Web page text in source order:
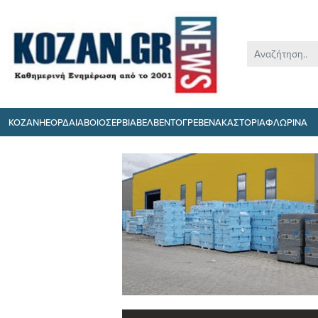
ΚΟΖΑΝΗΕΟΡΔΑΙΑΒΟΙΟΣΕΡΒΙΑΒΕΛΒΕΝΤΟΓΡΕΒΕΝΑΚΑΣΤΟΡΙΑΦΛΩΡΙΝΑ